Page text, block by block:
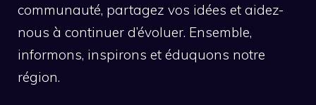
communauté, partagez vos idées et aidez-
nous à continuer d’évoluer. Ensemble,
informons, inspirons et éduquons notre
région.